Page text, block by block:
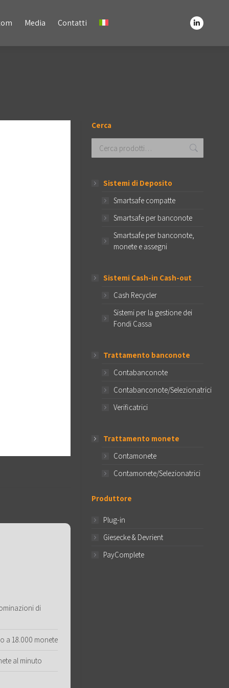
Media Contatti
Linkedin
di
a 18.000 monete
al minuto
Cerca
Sistemi di Deposito
Smartsafe compatte
Smartsafe per banconote
Smartsafe per banconote,
monete e assegni
Sistemi Cash-in Cash-out
Cash Recycler
Sistemi per la gestione dei
Fondi Cassa
Trattamento banconote
Contabanconote
Contabanconote/Selezionatrici
Verificatrici
Trattamento monete
Contamonete
Contamonete/Selezionatrici
Produttore
Plug-in
Giesecke & Devrient
PayComplete
Media Contatti
Linkedin